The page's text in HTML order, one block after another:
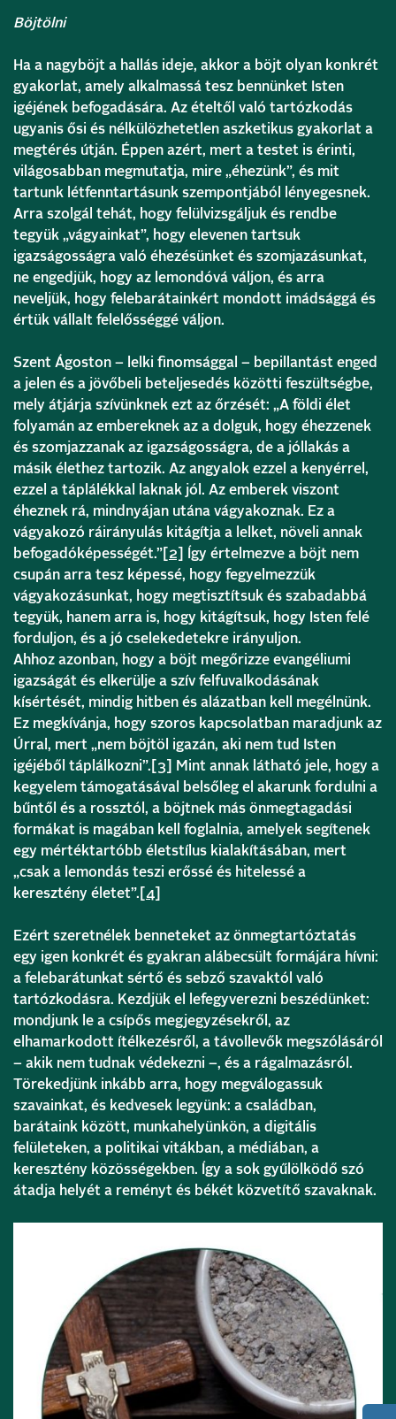
Böjtölni
Ha a nagyböjt a hallás ideje, akkor a böjt olyan konkrét
gyakorlat, amely alkalmassá tesz bennünket Isten
igéjének befogadására. Az ételtől való tartózkodás
ugyanis ősi és nélkülözhetetlen aszketikus gyakorlat a
megtérés útján. Éppen azért, mert a testet is érinti,
világosabban megmutatja, mire „éhezünk”, és mit
tartunk létfenntartásunk szempontjából lényegesnek.
Arra szolgál tehát, hogy felülvizsgáljuk és rendbe
tegyük „vágyainkat”, hogy elevenen tartsuk
igazságosságra való éhezésünket és szomjazásunkat,
ne engedjük, hogy az lemondóvá váljon, és arra
neveljük, hogy felebarátainkért mondott imádsággá és
értük vállalt felelősséggé váljon.
Szent Ágoston – lelki finomsággal – bepillantást enged
a jelen és a jövőbeli beteljesedés közötti feszültségbe,
mely átjárja szívünknek ezt az őrzését: „A földi élet
folyamán az embereknek az a dolguk, hogy éhezzenek
és szomjazzanak az igazságosságra, de a jóllakás a
másik élethez tartozik. Az angyalok ezzel a kenyérrel,
ezzel a táplálékkal laknak jól. Az emberek viszont
éheznek rá, mindnyájan utána vágyakoznak. Ez a
vágyakozó ráirányulás kitágítja a lelket, növeli annak
befogadóképességét.”[2]
Így értelmezve a böjt nem
csupán arra tesz képessé, hogy fegyelmezzük
vágyakozásunkat, hogy megtisztítsuk és szabadabbá
tegyük, hanem arra is, hogy kitágítsuk, hogy Isten felé
forduljon, és a jó cselekedetekre irányuljon.
Ahhoz azonban, hogy a böjt megőrizze evangéliumi
igazságát és elkerülje a szív felfuvalkodásának
kísértését, mindig hitben és alázatban kell megélnünk.
Ez megkívánja, hogy szoros kapcsolatban maradjunk az
Úrral, mert „nem böjtöl igazán, aki nem tud Isten
igéjéből táplálkozni”. [3]
Mint annak látható jele, hogy a
kegyelem támogatásával belsőleg el akarunk fordulni a
bűntől és a rossztól, a böjtnek más önmegtagadási
formákat is magában kell foglalnia, amelyek segítenek
egy mértéktartóbb életstílus kialakításában, mert
„csak a lemondás teszi erőssé és hitelessé a
keresztény életet”. [4]
Ezért szeretnélek benneteket az önmegtartóztatás
egy igen konkrét és gyakran alábecsült formájára hívni:
a felebarátunkat sértő és sebző szavaktól való
tartózkodásra. Kezdjük el lefegyverezni beszédünket:
mondjunk le a csípős megjegyzésekről, az
elhamarkodott ítélkezésről, a távollevők megszólásáról
– akik nem tudnak védekezni –, és a rágalmazásról.
Törekedjünk inkább arra, hogy megválogassuk
szavainkat, és kedvesek legyünk: a családban,
barátaink között, munkahelyünkön, a digitális
felületeken, a politikai vitákban, a médiában, a
keresztény közösségekben. Így a sok gyűlölködő szó
átadja helyét a reményt és békét közvetítő szavaknak.